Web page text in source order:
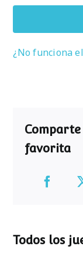
¿No funciona
favorita
Todos los